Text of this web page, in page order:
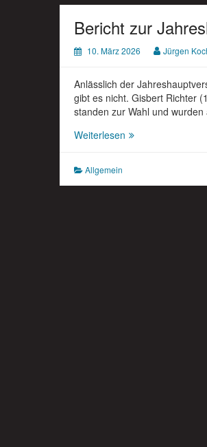
Bericht zur
10. März 2026 Jürgen
Anlässlich der
gibt es nicht. Gisbert Richter
standen zur Wahl und
Weiterlesen Bericht
07.03.2026
Allgemein